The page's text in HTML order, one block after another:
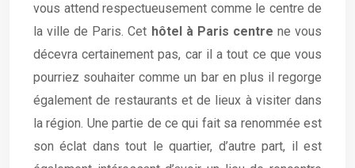
vous attend respectueusement comme le centre de
la ville de Paris. Cet hôtel à Paris centre ne vous
décevra certainement pas, car il a tout ce que vous
pourriez souhaiter comme un bar en plus il regorge
également de restaurants et de lieux à visiter dans
la région. Une partie de ce qui fait sa renommée est
son éclat dans tout le quartier, d’autre part, il est